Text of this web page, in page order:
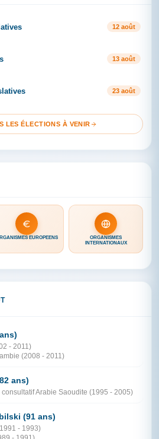
12 août
13 août
23 août
LES ÉLECTIONS À VENIR
EUROPÉENS
ORGANISMES
INTERNATIONAUX
- 2011)
(2008 - 2011)
ans)
consultatif Arabie Saoudite (1995 - 2005)
(91 ans)
- 1993)